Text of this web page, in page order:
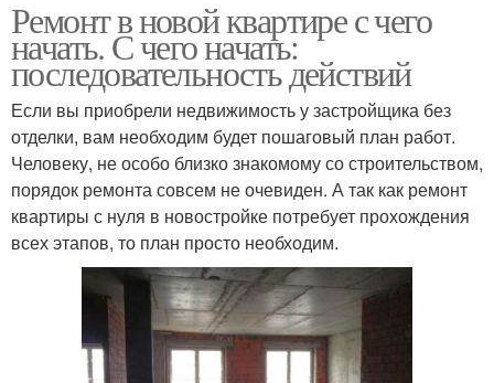
Ремонт в новой квартире с чего
начать. С чего начать:
последовательность действий
Если вы приобрели недвижимость у застройщика без
отделки, вам необходим будет пошаговый план работ.
Человеку, не особо близко знакомому со строительством,
порядок ремонта совсем не очевиден. А так как ремонт
квартиры с нуля в новостройке потребует прохождения
всех этапов, то план просто необходим.